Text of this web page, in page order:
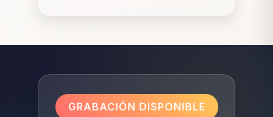
GRABACIÓN DISPONIBLE